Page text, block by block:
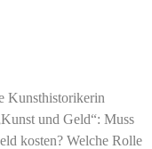
Kunsthistorikerin
und Geld“: Muss
kosten? Welche Rolle